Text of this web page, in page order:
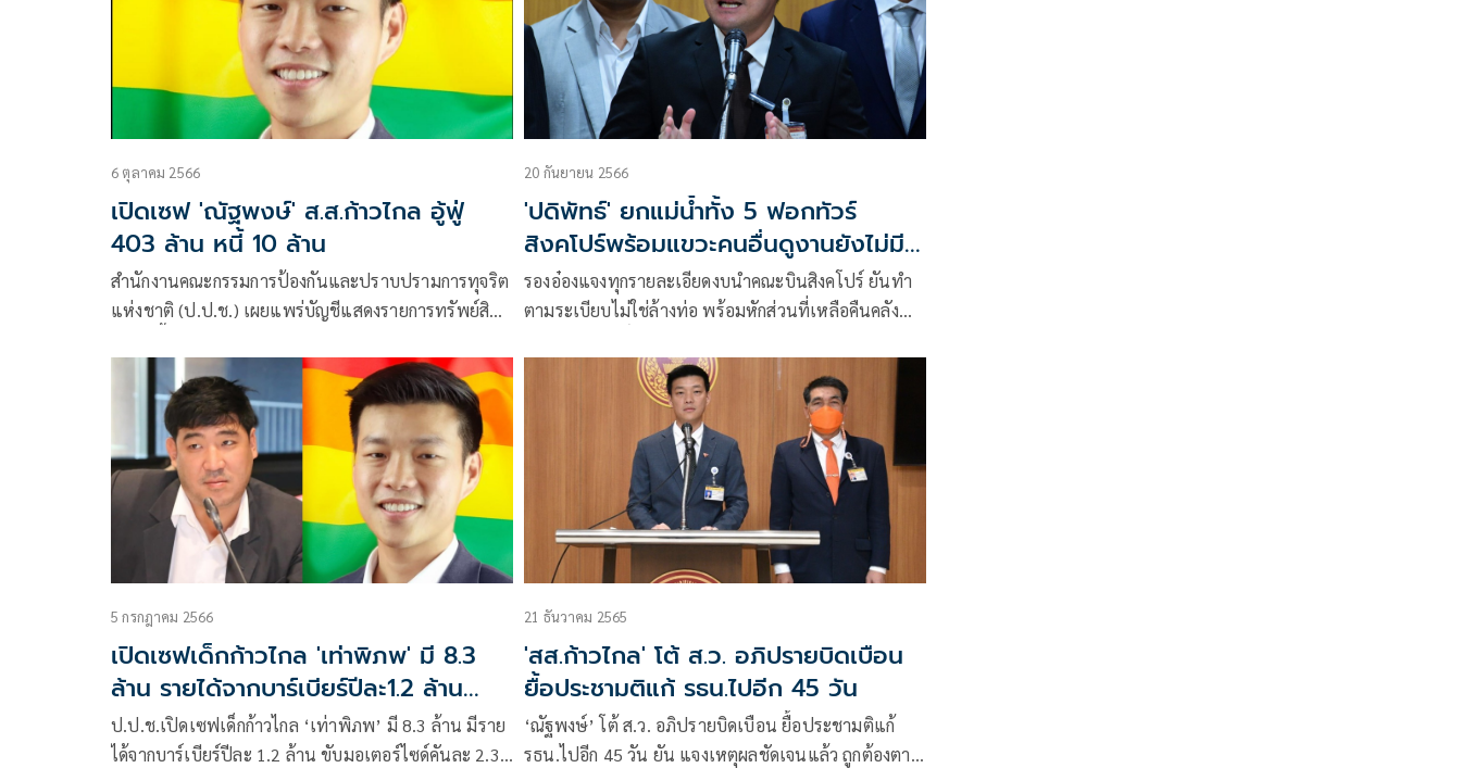
6 ตุลาคม 2566
เปิดเซฟ 'ณัฐพงษ์' ส.ส.ก้าวไกล อู้ฟู่
403 ล้าน หนี้ 10 ล้าน
สำนักงานคณะกรรมการป้องกันและปราบปรามการทุจริต
แห่งชาติ (ป.ป.ช.) เผยแพร่บัญชีแสดงรายการทรัพย์สิน
20 กันยายน 2566
'ปดิพัทธ์' ยกแม่น้ำทั้ง 5 ฟอกทัวร์
สิงคโปร์พร้อมแขวะคนอื่นดูงานยังไม่มี
ผลสัมฤทธิ์เลย
รองอ๋องแจงทุกรายละเอียดงบนำคณะบินสิงคโปร์ ยันทำ
ตามระเบียบไม่ใช่ล้างท่อ พร้อมหักส่วนที่เหลือคืนคลัง
5 กรกฎาคม 2566
เปิดเซฟเด็กก้าวไกล 'เท่าพิภพ' มี 8.3
ล้าน รายได้จากบาร์เบียร์ปีละ1.2 ล้าน
'ณัฐพงษ์' อู้ฟู่ 402 ล้าน
ป.ป.ช.เปิดเซฟเด็กก้าวไกล ‘เท่าพิภพ’ มี 8.3 ล้าน มีราย
ได้จากบาร์เบียร์ปีละ 1.2 ล้าน ขับมอเตอร์ไซด์คันละ 2.3
21 ธันวาคม 2565
'สส.ก้าวไกล' โต้ ส.ว. อภิปรายบิดเบือน
ยื้อประชามติแก้ รธน.ไปอีก 45 วัน
‘ณัฐพงษ์’ โต้ ส.ว. อภิปรายบิดเบือน ยื้อประชามติแก้
รธน.ไปอีก 45 วัน ยัน แจงเหตุผลชัดเจนแล้ว ถูกต้องตาม